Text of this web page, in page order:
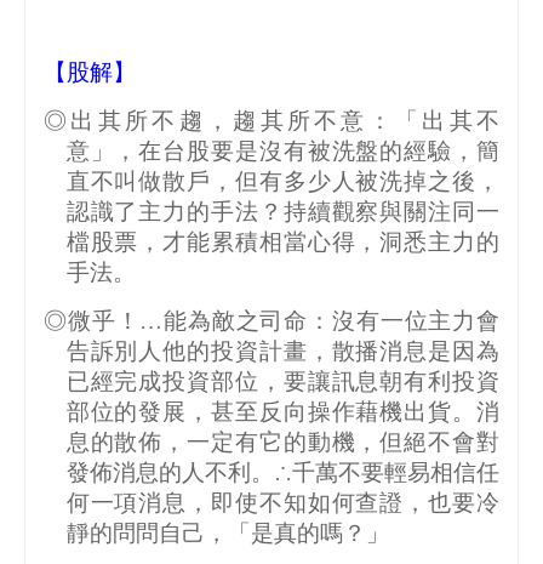
【股解】
◎出其所不趨，趨其所不意：「出其不
意」，在台股要是沒有被洗盤的經驗，簡
直不叫做散戶，但有多少人被洗掉之後，
認識了主力的手法？持續觀察與關注同一
檔股票，才能累積相當心得，洞悉主力的
手法。
◎微乎！…能為敵之司命：沒有一位主力會
告訴別人他的投資計畫，散播消息是因為
已經完成投資部位，要讓訊息朝有利投資
部位的發展，甚至反向操作藉機出貨。消
息的散佈，一定有它的動機，但絕不會對
發佈消息的人不利。∴千萬不要輕易相信任
何一項消息，即使不知如何查證，也要冷
靜的問問自己，「是真的嗎？」